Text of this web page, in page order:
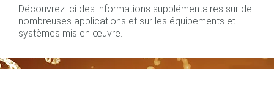
Découvrez ici des informations supplémentaires sur de
nombreuses applications et sur les équipements et
systèmes mis en œuvre.